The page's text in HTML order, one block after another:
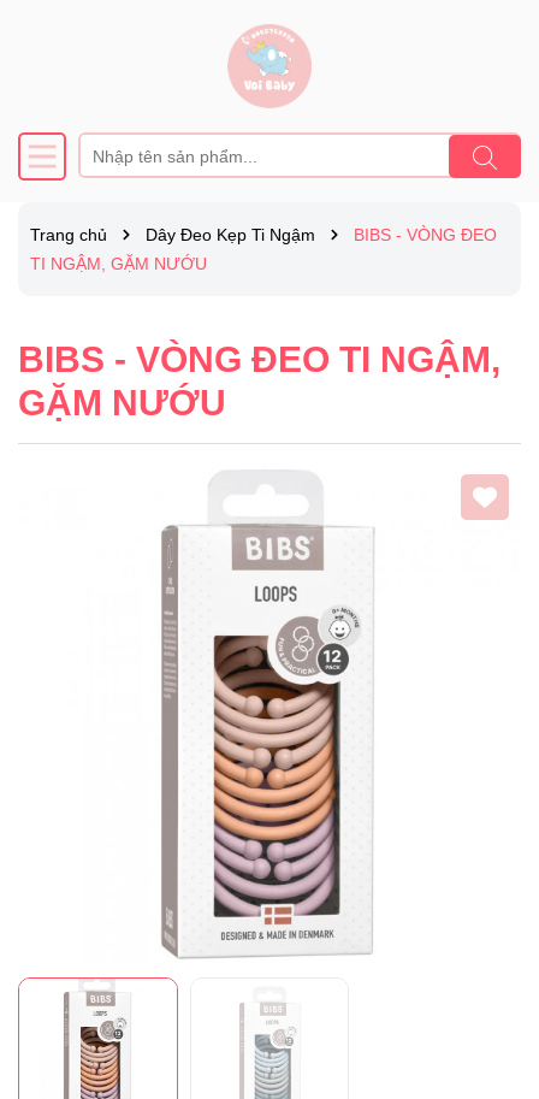
Trang chủ Dây Đeo Kẹp Ti Ngậm
BIBS - VÒNG ĐEO
TI NGẬM, GẶM NƯỚU
BIBS - VÒNG ĐEO TI NGẬM,
GẶM NƯỚU
Mã giảm giá:
Ngày hết hạn:
Điều kiện: